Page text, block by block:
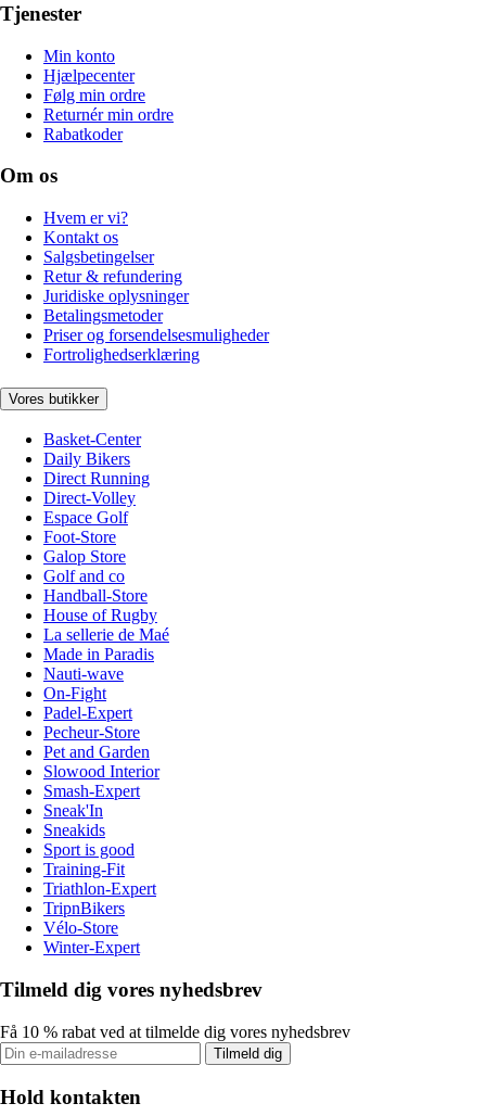
Tjenester
Min konto
Hjælpecenter
Følg min ordre
Returnér min ordre
Rabatkoder
Om os
Hvem er vi?
Kontakt os
Salgsbetingelser
Retur & refundering
Juridiske oplysninger
Betalingsmetoder
Priser og forsendelsesmuligheder
Fortrolighedserklæring
Vores butikker
Basket-Center
Daily Bikers
Direct Running
Direct-Volley
Espace Golf
Foot-Store
Galop Store
Golf and co
Handball-Store
House of Rugby
La sellerie de Maé
Made in Paradis
Nauti-wave
On-Fight
Padel-Expert
Pecheur-Store
Pet and Garden
Slowood Interior
Smash-Expert
Sneak'In
Sneakids
Sport is good
Training-Fit
Triathlon-Expert
TripnBikers
Vélo-Store
Winter-Expert
Tilmeld dig vores nyhedsbrev
Få 10 % rabat ved at tilmelde dig vores nyhedsbrev
Tilmeld dig
Hold kontakten